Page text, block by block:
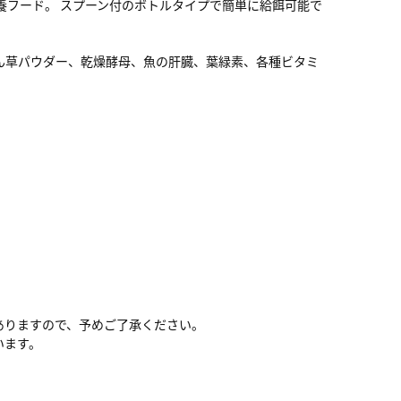
ード。 スプーン付のボトルタイプで簡単に給餌可能で
パウダー、乾燥酵母、魚の肝臓、葉緑素、各種ビタミ
ますので、予めご了承ください。
す。